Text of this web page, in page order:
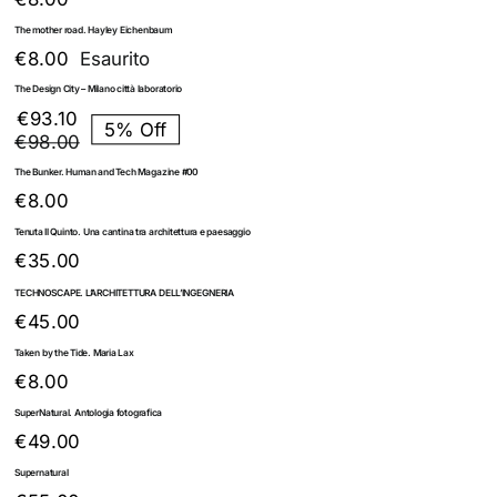
€39.00.
€37.05.
The mother road. Hayley Eichenbaum
€8.00 Esaurito
The Design City – Milano città laboratorio
€98.00
Il
prezzo
originale
€98.00.
€93.10
Il
prezzo
attuale
€93.10.
5% Off
The Bunker. Human and Tech Magazine #00
€8.00
Tenuta Il Quinto. Una cantina tra architettura e paesaggio
€35.00
TECHNOSCAPE. L’ARCHITETTURA DELL’INGEGNERIA
€45.00
Taken by the Tide. Maria Lax
€8.00
SuperNatural. Antologia fotografica
€49.00
Supernatural